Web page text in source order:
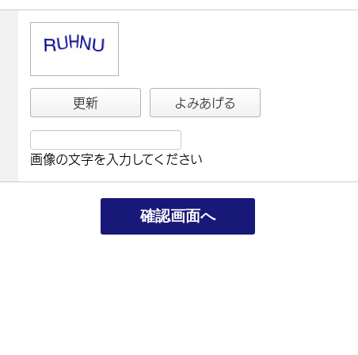
更新 よみあげる
画像の文字を入力してください